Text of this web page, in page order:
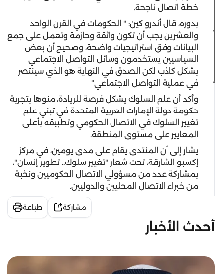
خطة اتصال ناجحة.
بدوره، قال أندرو كين: " الحكومات في القرن الواحد
والعشرين يجب أن تكون واثقة وحازمة وتعمل على جمع
البيانات وفق استراتيجيات واضحة، وصحيح أن بعض
السياسيين يستخدمون وسائل التواصل الاجتماعي
بشكل كاذب لكن الصدق في النهاية هو الذي سينتصر
في عملية التواصل الاجتماعي"
وأكد أن علم السلوك يشكل فرصة للريادة، منوهاً بتجربة
حكومة دولة الإمارات العربية المتحدة في تبني علم
تغيير السلوك في الاتصال الحكومي وتطبيقه بأعلى
المعايير على مستوى المنطقة.
يشار إلى أن المنتدى يقام على مدى يومين، في مركز
إكسبو الشارقة، تحت شعار "تغيير سلوك.. تطوير إنسان"،
بمشاركة عدد من مسؤولي الاتصال الحكوميين ونخبة
من خبراء الاتصال المحليين والدوليين.
مشاركة طباعة
أحدث الأخبار